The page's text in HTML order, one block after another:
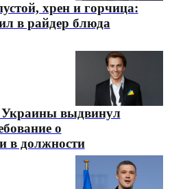
хрен и горчица:
в райдер блюда
выдвинул
о
в должности